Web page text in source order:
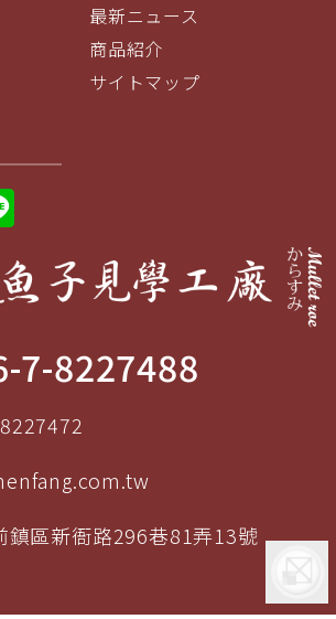
最新ニュース
商品紹介
サイトマップ
7-8227488
鎮區新衙路296巷81弄13號